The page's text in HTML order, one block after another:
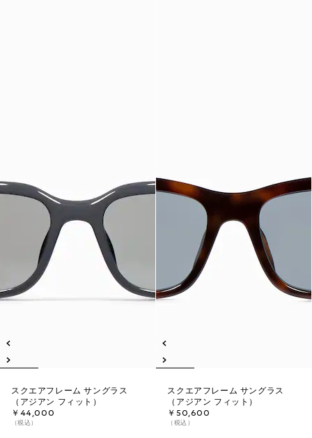
スクエアフレーム サングラス
（アジアン フィット）
￥44,000
（税込）
スクエアフレーム サングラス
（アジアン フィット）
￥50,600
（税込）